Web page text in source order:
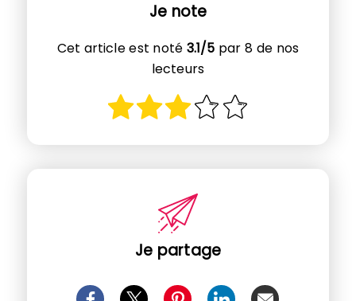
Je note
Cet article est noté 3.1/5 par 8 de nos
lecteurs
Je partage